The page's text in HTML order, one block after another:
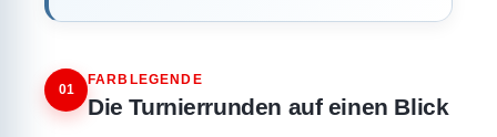
01
FARBLEGENDE
Die Turnierrunden auf einen Blick